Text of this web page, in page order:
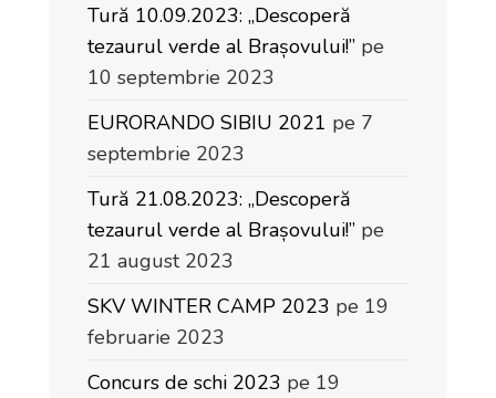
Tură 10.09.2023: „Descoperă
tezaurul verde al Brașovului!” pe
10 septembrie 2023
EURORANDO SIBIU 2021 pe 7
septembrie 2023
Tură 21.08.2023: „Descoperă
tezaurul verde al Brașovului!” pe
21 august 2023
SKV WINTER CAMP 2023 pe 19
februarie 2023
Concurs de schi 2023 pe 19